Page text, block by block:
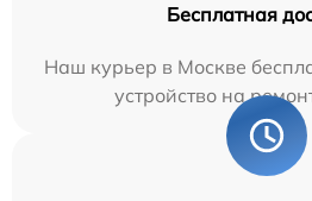
Бесплатная
Наш курьер в Москве
устройство на